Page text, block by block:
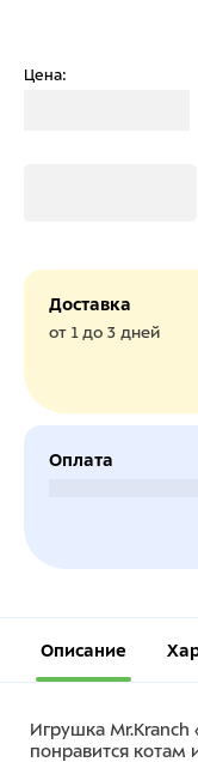
Цена:
Доставка
от 1 до 3 дней
Оплата
Описание
Игрушка Mr.Kranch
понравится